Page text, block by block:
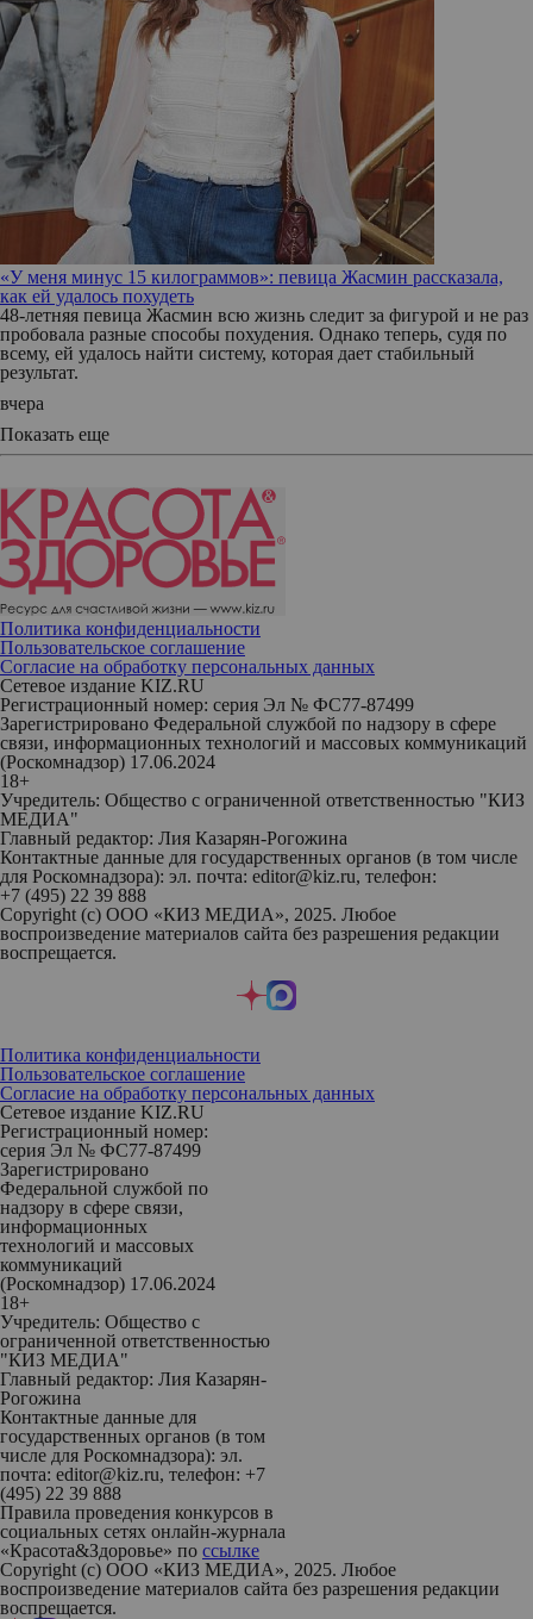
«У меня минус 15 килограммов»: певица Жасмин рассказала,
как ей удалось похудеть
48-летняя певица Жасмин всю жизнь следит за фигурой и не раз
пробовала разные способы похудения. Однако теперь, судя по
всему, ей удалось найти систему, которая дает стабильный
результат.
вчера
Показать еще
Политика конфиденциальности
Пользовательское соглашение
Согласие на обработку персональных данных
Сетевое издание KIZ.RU
Регистрационный номер: серия Эл № ФС77-87499
Зарегистрировано Федеральной службой по надзору в сфере
связи, информационных технологий и массовых коммуникаций
(Роскомнадзор) 17.06.2024
18+
Учредитель: Общество с ограниченной ответственностью "КИЗ
МЕДИА"
Главный редактор: Лия Казарян-Рогожина
Контактные данные для государственных органов (в том числе
для Роскомнадзора): эл. почта: editor@kiz.ru, телефон:
+7 (495) 22 39 888
Copyright (с) ООО «КИЗ МЕДИА», 2025. Любое
воспроизведение материалов сайта без разрешения редакции
воспрещается.
Политика конфиденциальности
Пользовательское соглашение
Согласие на обработку персональных данных
Сетевое издание KIZ.RU
Регистрационный номер:
серия Эл № ФС77-87499
Зарегистрировано
Федеральной службой по
надзору в сфере связи,
информационных
технологий и массовых
коммуникаций
(Роскомнадзор) 17.06.2024
18+
Учредитель: Общество с
ограниченной ответственностью
"КИЗ МЕДИА"
Главный редактор: Лия Казарян-
Рогожина
Контактные данные для
государственных органов (в том
числе для Роскомнадзора): эл.
почта: editor@kiz.ru, телефон: +7
(495) 22 39 888
Правила проведения конкурсов в
социальных сетях онлайн-журнала
«Красота&Здоровье» по ссылке
Copyright (с) ООО «КИЗ МЕДИА», 2025. Любое
воспроизведение материалов сайта без разрешения редакции
воспрещается.